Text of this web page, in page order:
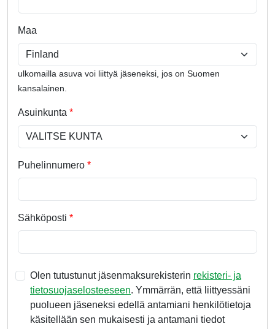
Maa
ulkomailla asuva voi liittyä jäseneksi, jos on Suomen
kansalainen.
Asuinkunta
Puhelinnumero
Sähköposti
Olen tutustunut jäsenmaksurekisterin rekisteri- ja
tietosuojaselosteeseen. Ymmärrän, että liittyessäni
puolueen jäseneksi edellä antamiani henkilötietoja
käsitellään sen mukaisesti ja antamani tiedot